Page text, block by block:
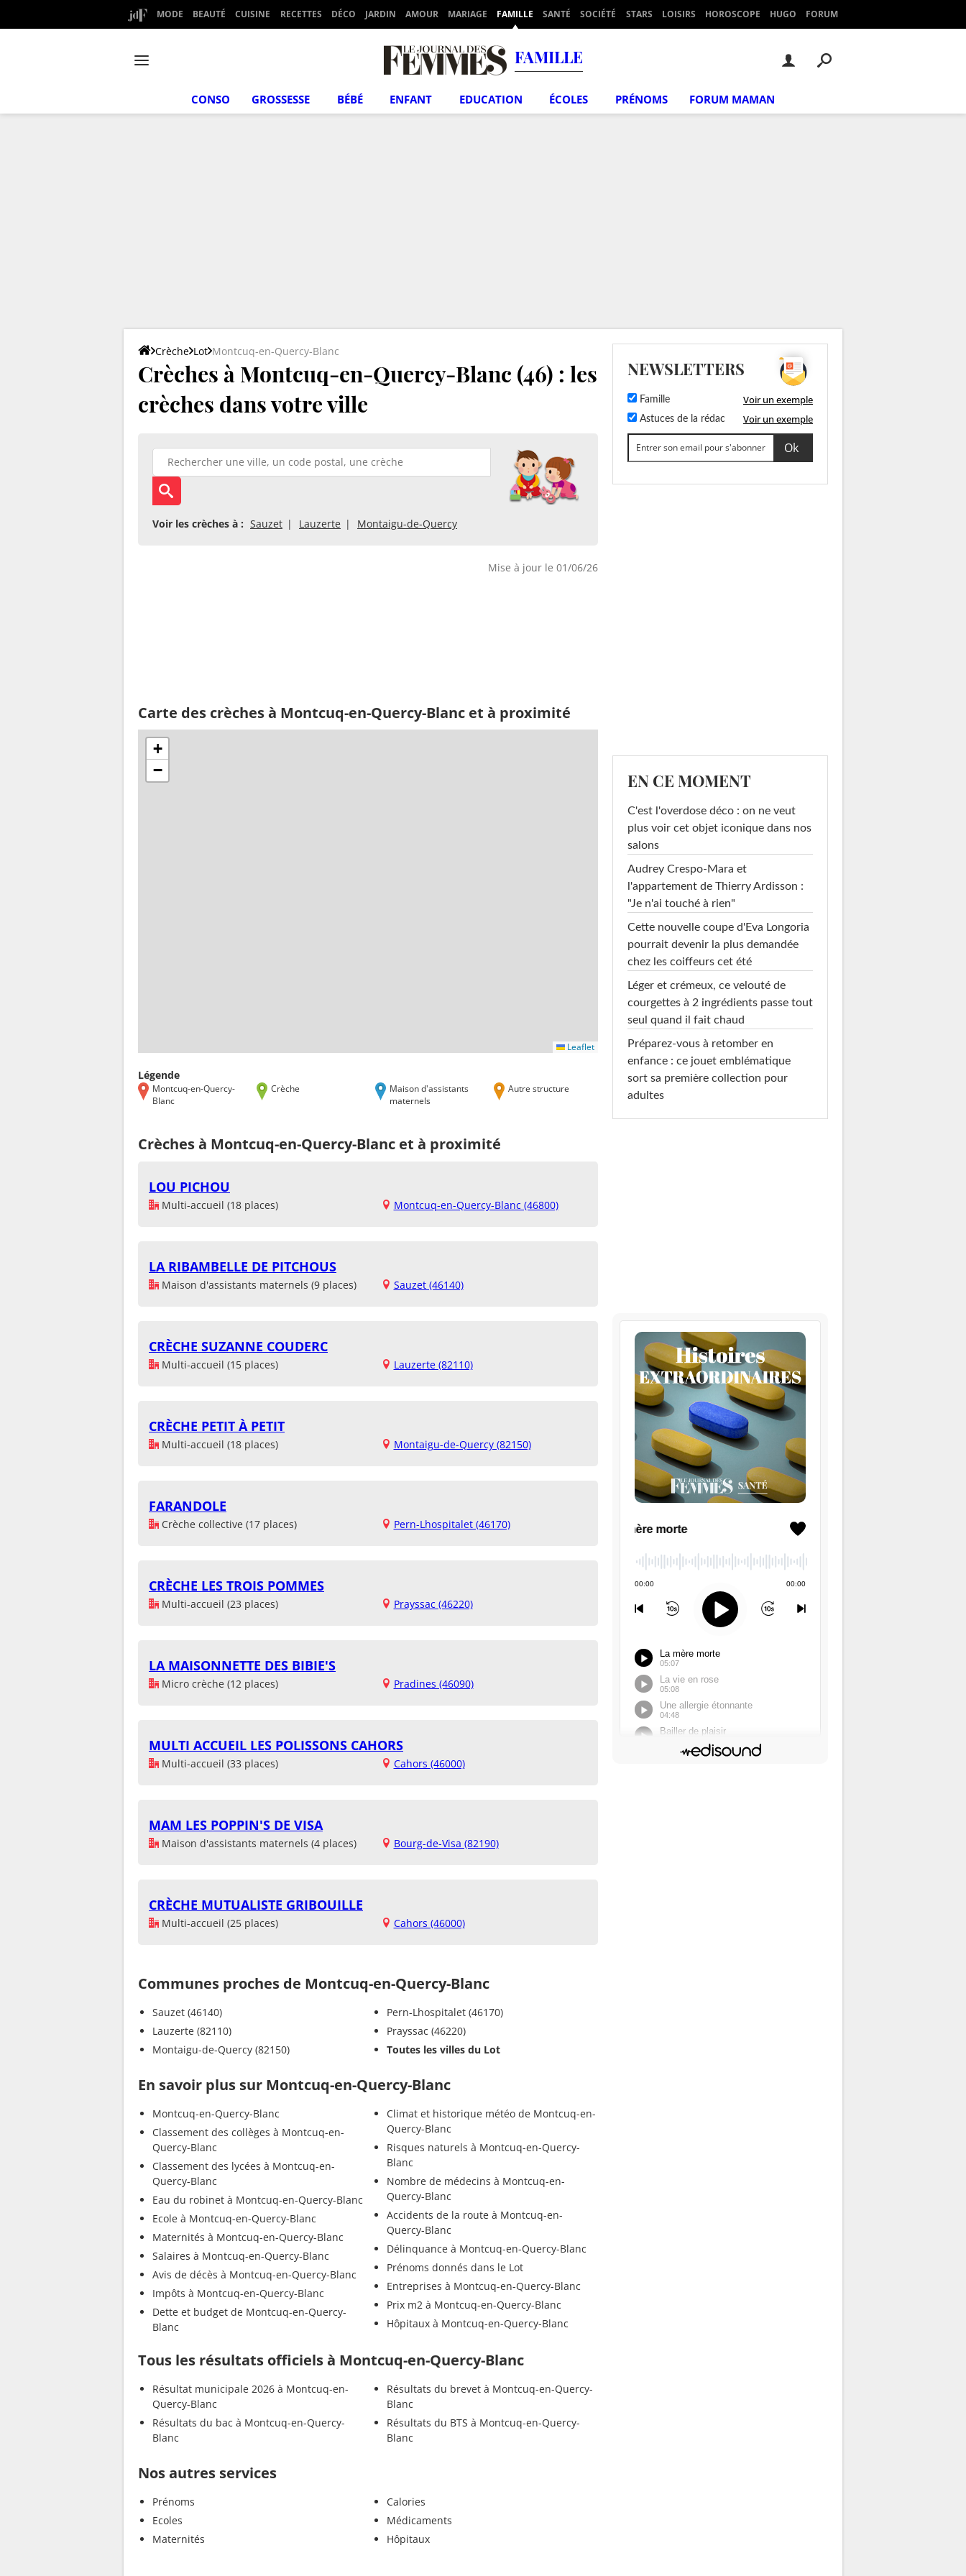
MODE BEAUTÉ CUISINE RECETTES DÉCO JARDIN AMOUR MARIAGE FAMILLE SANTÉ SOCIÉTÉ STARS LOISIRS HOROSCOPE HUGO FORUM
FAMILLE
CONSO GROSSESSE BÉBÉ ENFANT EDUCATION ÉCOLES PRÉNOMS FORUM MAMAN
Crèche Lot Montcuq-en-Quercy-Blanc
Crèches à Montcuq-en-Quercy-Blanc (46) : les
crèches dans votre ville
Voir les crèches à : Sauzet Lauzerte Montaigu-de-Quercy
Mise à jour le 01/06/26
Carte des crèches à Montcuq-en-Quercy-Blanc et à proximité
+
−
Leaflet
Légende
Montcuq-en-Quercy-
Blanc
Crèche
Maison d'assistants
maternels
Autre structure
Crèches à Montcuq-en-Quercy-Blanc et à proximité
LOU PICHOU
Multi-accueil (18 places) Montcuq-en-Quercy-Blanc (46800)
LA RIBAMBELLE DE PITCHOUS
Maison d'assistants maternels (9 places) Sauzet (46140)
CRÈCHE SUZANNE COUDERC
Multi-accueil (15 places) Lauzerte (82110)
CRÈCHE PETIT À PETIT
Multi-accueil (18 places) Montaigu-de-Quercy (82150)
FARANDOLE
Crèche collective (17 places) Pern-Lhospitalet (46170)
CRÈCHE LES TROIS POMMES
Multi-accueil (23 places) Prayssac (46220)
LA MAISONNETTE DES BIBIE'S
Micro crèche (12 places) Pradines (46090)
MULTI ACCUEIL LES POLISSONS CAHORS
Multi-accueil (33 places) Cahors (46000)
MAM LES POPPIN'S DE VISA
Maison d'assistants maternels (4 places) Bourg-de-Visa (82190)
CRÈCHE MUTUALISTE GRIBOUILLE
Multi-accueil (25 places) Cahors (46000)
Communes proches de Montcuq-en-Quercy-Blanc
Sauzet (46140)
Lauzerte (82110)
Montaigu-de-Quercy (82150)
Pern-Lhospitalet (46170)
Prayssac (46220)
Toutes les villes du Lot
En savoir plus sur Montcuq-en-Quercy-Blanc
Montcuq-en-Quercy-Blanc
Classement des collèges à Montcuq-en-
Quercy-Blanc
Classement des lycées à Montcuq-en-
Quercy-Blanc
Eau du robinet à Montcuq-en-Quercy-Blanc
Ecole à Montcuq-en-Quercy-Blanc
Maternités à Montcuq-en-Quercy-Blanc
Salaires à Montcuq-en-Quercy-Blanc
Avis de décès à Montcuq-en-Quercy-Blanc
Impôts à Montcuq-en-Quercy-Blanc
Dette et budget de Montcuq-en-Quercy-
Blanc
Climat et historique météo de Montcuq-en-
Quercy-Blanc
Risques naturels à Montcuq-en-Quercy-
Blanc
Nombre de médecins à Montcuq-en-
Quercy-Blanc
Accidents de la route à Montcuq-en-
Quercy-Blanc
Délinquance à Montcuq-en-Quercy-Blanc
Prénoms donnés dans le Lot
Entreprises à Montcuq-en-Quercy-Blanc
Prix m2 à Montcuq-en-Quercy-Blanc
Hôpitaux à Montcuq-en-Quercy-Blanc
Tous les résultats officiels à Montcuq-en-Quercy-Blanc
Résultat municipale 2026 à Montcuq-en-
Quercy-Blanc
Résultats du bac à Montcuq-en-Quercy-
Blanc
Résultats du brevet à Montcuq-en-Quercy-
Blanc
Résultats du BTS à Montcuq-en-Quercy-
Blanc
Nos autres services
Prénoms
Ecoles
Maternités
Calories
Médicaments
Hôpitaux
NEWSLETTERS
Famille Voir un exemple
Astuces de la rédac Voir un exemple
EN CE MOMENT
C'est l'overdose déco : on ne veut
plus voir cet objet iconique dans nos
salons
Audrey Crespo-Mara et
l'appartement de Thierry Ardisson :
"Je n'ai touché à rien"
Cette nouvelle coupe d'Eva Longoria
pourrait devenir la plus demandée
chez les coiffeurs cet été
Léger et crémeux, ce velouté de
courgettes à 2 ingrédients passe tout
seul quand il fait chaud
Préparez-vous à retomber en
enfance : ce jouet emblématique
sort sa première collection pour
adultes